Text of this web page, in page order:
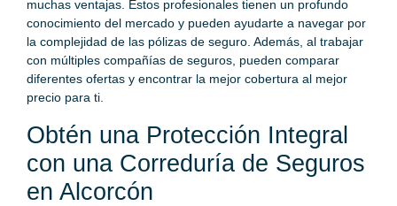
muchas ventajas. Estos profesionales tienen un profundo
conocimiento del mercado y pueden ayudarte a navegar por
la complejidad de las pólizas de seguro. Además, al trabajar
con múltiples compañías de seguros, pueden comparar
diferentes ofertas y encontrar la mejor cobertura al mejor
precio para ti.
Obtén una Protección Integral
con una Correduría de Seguros
en Alcorcón